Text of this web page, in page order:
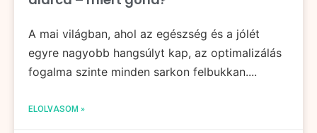
A mai világban, ahol az egészség és a jólét
egyre nagyobb hangsúlyt kap, az optimalizálás
fogalma szinte minden sarkon felbukkan....
ELOLVASOM »